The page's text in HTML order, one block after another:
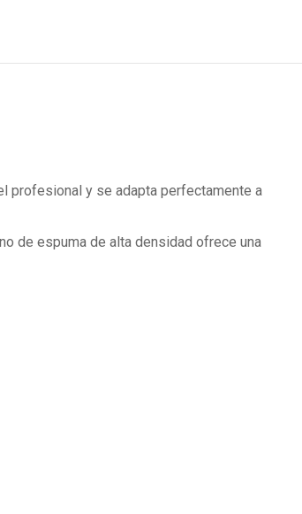
profesional y se adapta perfectamente a
de espuma de alta densidad ofrece una